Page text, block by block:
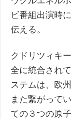
ビ番組出演時
伝える。
クドリツィキ
全に統合され
ステムは、欧
また繋がって
ての３つの原